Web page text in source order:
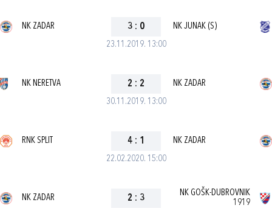
23.11.2019. 13:00
NK ZADAR 3 : 0 NK JUNAK (S)
30.11.2019. 13:00
NK NERETVA 2 : 2 NK ZADAR
22.02.2020. 15:00
RNK SPLIT 4 : 1 NK ZADAR
NK ZADAR 2 : 3
NK GOŠK-DUBROVNIK
1919